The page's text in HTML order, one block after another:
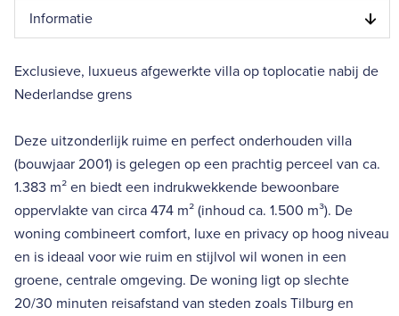
Informatie
Exclusieve, luxueus afgewerkte villa op toplocatie nabij de
Nederlandse grens
Deze uitzonderlijk ruime en perfect onderhouden villa
(bouwjaar 2001) is gelegen op een prachtig perceel van ca.
1.383 m² en biedt een indrukwekkende bewoonbare
oppervlakte van circa 474 m² (inhoud ca. 1.500 m³). De
woning combineert comfort, luxe en privacy op hoog niveau
en is ideaal voor wie ruim en stijlvol wil wonen in een
groene, centrale omgeving. De woning ligt op slechte
20/30 minuten reisafstand van steden zoals Tilburg en